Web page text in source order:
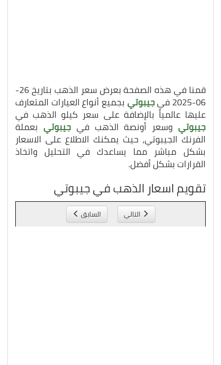
قمنا في هذه الصفحة بعرض سعر الذهب بتاريخ 26-
06-2025 في جيبوتي بجميع أنواع العيارات المتعارف
عليها عالمياً بالإضافة على سعر كيلو الذهب في
جيبوتيوسعر أونصة الذهب فيجيبوتي بعملة
الفرنك الجيبوتي, حيث يمكنك الاطلاع على الاسعار
بشكل مباشر مما يساعدك في التحليل واتخاذ
القرارات بشكل أفضل.
تقويم اسعار الذهب في جيبوتي
التالي السابق